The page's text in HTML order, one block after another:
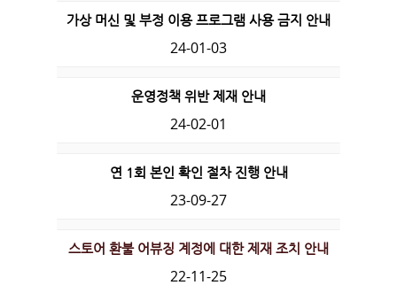
​가상 머신 및 부정 이용 프로그램 사용 금지 안내
24-01-03
​운영정책 위반 제재 안내
24-02-01
연 1회 본인 확인 절차 진행 안내
23-09-27
​스토어 환불 어뷰징 계정에 대한 제재 조치 안내
22-11-25